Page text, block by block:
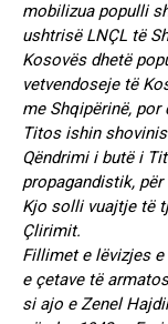
mobilizua populli
ushtrisë LNÇL të
Kosovës dhetë
vetvendoseje të
me Shqipërinë,
Titos ishin
Qëndrimi i butë i
propagandistik,
Kjo solli vuajtje të
Çlirimit.
Fillimet e lëvizjes
e çetave të
si ajo e Zenel